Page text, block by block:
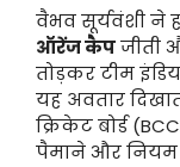
वैभव सूर्यवंशी ने
ऑरेंज कैपजीती
तोड़कर टीम
यह अवतार
क्रिकेट बोर्ड
पैमाने और